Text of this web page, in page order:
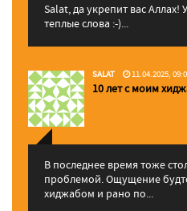
Salat, да укрепит вас Аллаx!
теплые слова :-)...
SALAT 11.04.2025,
10 лет с моим
В последнее время тоже
проблемой. Ощущение
хиджабом и рано по...